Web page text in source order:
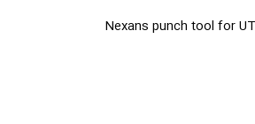
Nexans punch tool for